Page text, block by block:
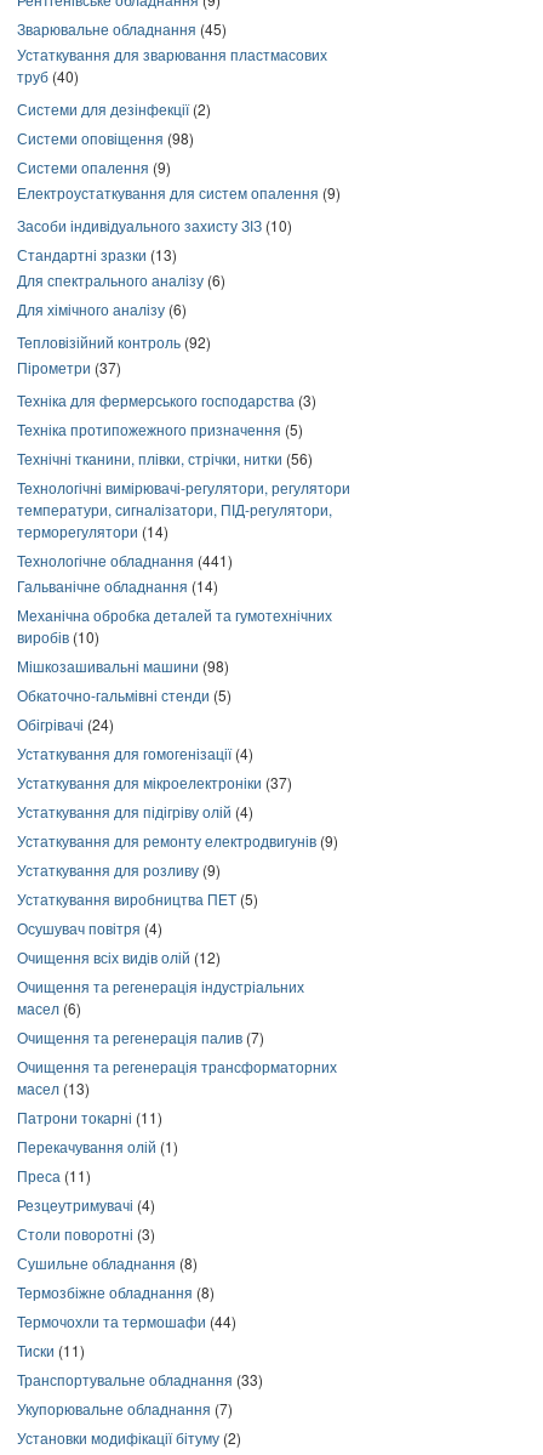
Зварювальне обладнання (45)
Устаткування для зварювання пластмасових
труб (40)
Системи для дезінфекції(2)
Системи оповіщення (98)
Системи опалення (9)
Електроустаткування для систем опалення (9)
Засоби індивідуального захисту ЗІЗ (10)
Стандартні зразки (13)
Для спектрального аналізу (6)
Для хімічного аналізу (6)
Тепловізійний контроль (92)
Пірометри (37)
Техніка для фермерського господарства (3)
Техніка протипожежного призначення (5)
Технічні тканини, плівки, стрічки, нитки (56)
Технологічні вимірювачі-регулятори, регулятори
температури, сигналізатори, ПІД-регулятори,
терморегулятори (14)
Технологічне обладнання (441)
Гальванічне обладнання (14)
Механічна обробка деталей та гумотехнічних
виробів (10)
Мішкозашивальні машини (98)
Обкаточно-гальмівні стенди (5)
Обігрівачі (24)
Устаткування для гомогенізації(4)
Устаткування для мікроелектроніки (37)
Устаткування для підігріву олій (4)
Устаткування для ремонту електродвигунів (9)
Устаткування для розливу (9)
Устаткування виробництва ПЕТ (5)
Осушувач повітря (4)
Очищення всіх видів олій (12)
Очищення та регенерація індустріальних
масел (6)
Очищення та регенерація палив (7)
Очищення та регенерація трансформаторних
масел (13)
Патрони токарні (11)
Перекачування олій (1)
Преса (11)
Резцеутримувачі (4)
Столи поворотні (3)
Сушильне обладнання (8)
Термозбіжне обладнання (8)
Термочохли та термошафи (44)
Тиски (11)
Транспортувальне обладнання (33)
Укупорювальне обладнання (7)
Установки модифікації бітуму (2)